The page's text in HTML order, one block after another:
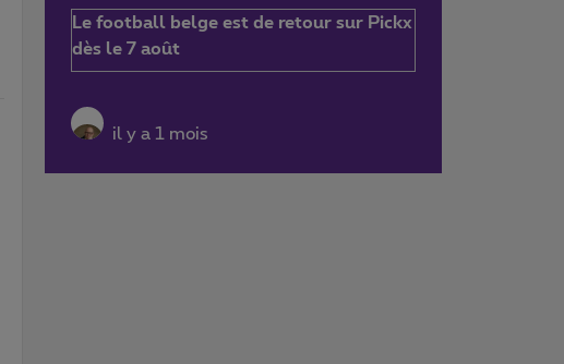
Le football belge est de retour sur Pickx
dès le 7 août
il y a 1 mois